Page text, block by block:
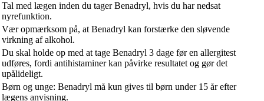
Tal med lægen inden du tager Benadryl, hvis du har nedsat
nyrefunktion.
Vær opmærksom på, at Benadryl kan forstærke den sløvende
virkning af alkohol.
Du skal holde op med at tage Benadryl 3 dage før en allergitest
udføres, fordi antihistaminer kan påvirke resultatet og gør det
upålideligt.
Børn og unge: Benadryl må kun gives til børn under 15 år efter
lægens anvisning.